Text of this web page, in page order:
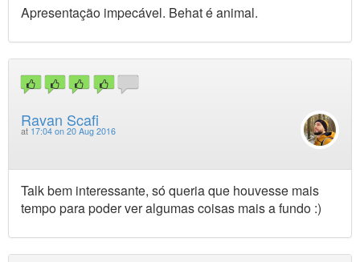
Apresentação impecável. Behat é animal.
Ravan Scafi
at 17:04 on 20 Aug 2016
Talk bem interessante, só queria que houvesse mais
tempo para poder ver algumas coisas mais a fundo :)